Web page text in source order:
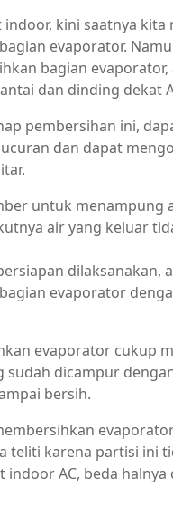
kini saatnya kita
evaporator.
bagian evaporator,
dan dinding dekat
pembersihan ini,
dan dapat
untuk menampung
air yang keluar
dilaksanakan,
evaporator
evaporator cukup
sudah dicampur
bersih.
teliti karena partisi ini
AC, beda halnya